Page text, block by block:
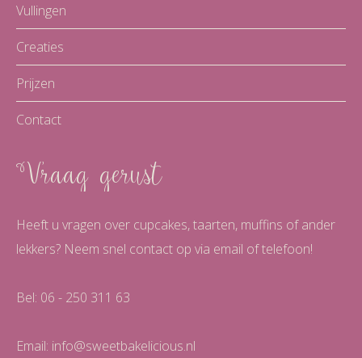
Vullingen
Creaties
Prijzen
Contact
Vraag gerust
Heeft u vragen over cupcakes, taarten, muffins of ander
lekkers? Neem snel contact op via email of telefoon!
Bel: 06 - 250 311 63
Email: info@sweetbakelicious.nl